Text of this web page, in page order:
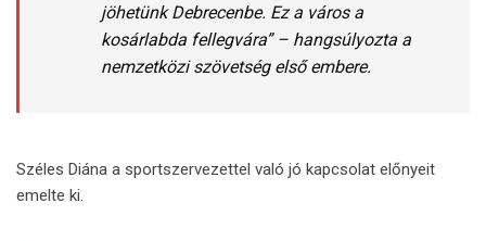
jöhetünk Debrecenbe. Ez a város a
kosárlabda fellegvára” – hangsúlyozta a
nemzetközi szövetség első embere.
Széles Diána a sportszervezettel való jó kapcsolat előnyeit
emelte ki.